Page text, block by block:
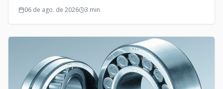
vertente tecnológica que caminhou a passos largos nos
últimos anos.
06 de ago. de 2026 3 min